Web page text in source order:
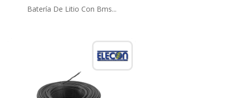
Batería De Litio Con Bms...